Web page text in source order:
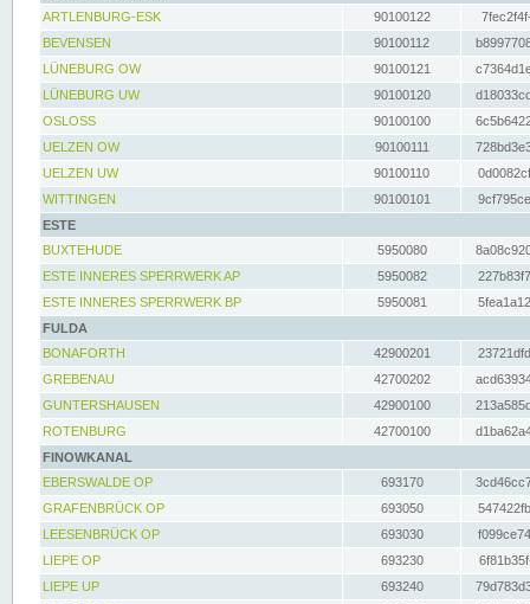
ARTLENBURG-ESK
90100122
BEVENSEN
90100112
LÜNEBURG OW
90100121
LÜNEBURG UW
90100120
OSLOSS
90100100
UELZEN OW
90100111
UELZEN UW
90100110
WITTINGEN
90100101
ESTE
BUXTEHUDE
5950080
ESTE INNERES SPERRWERK AP
5950082
ESTE INNERES SPERRWERK BP
5950081
FULDA
BONAFORTH
42900201
GREBENAU
42700202
GUNTERSHAUSEN
42900100
ROTENBURG
42700100
FINOWKANAL
EBERSWALDE OP
693170
GRAFENBRÜCK OP
693050
LEESENBRÜCK OP
693030
LIEPE OP
693230
LIEPE UP
693240